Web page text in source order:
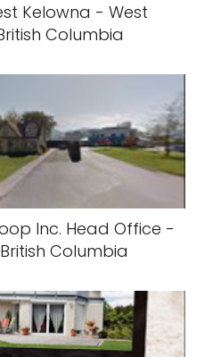
Kelowna - West
Columbia
Inc. Head Office -
Columbia